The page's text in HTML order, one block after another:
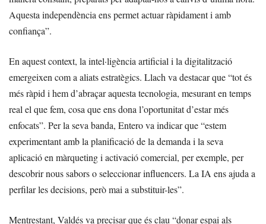
Aquesta independència ens permet actuar ràpidament i amb
confiança”.
En aquest context, la intel·ligència artificial i la digitalització
emergeixen com a aliats estratègics. Llach va destacar que “tot és
més ràpid i hem d’abraçar aquesta tecnologia, mesurant en temps
real el que fem, cosa que ens dona l’oportunitat d’estar més
enfocats”. Per la seva banda, Entero va indicar que “estem
experimentant amb la planificació de la demanda i la seva
aplicació en màrqueting i activació comercial, per exemple, per
descobrir nous sabors o seleccionar influencers. La IA ens ajuda a
perfilar les decisions, però mai a substituir-les”.
Mentrestant, Valdés va precisar que és clau “donar espai als